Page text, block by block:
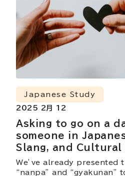
Asking to go on a
someone in
Slang, and
Japanese Study
2025 2月 12
We’ve already presented
“nanpa” and